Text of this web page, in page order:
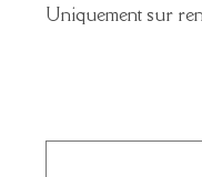
Uniquement sur